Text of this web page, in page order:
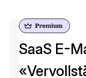
SaaS E-